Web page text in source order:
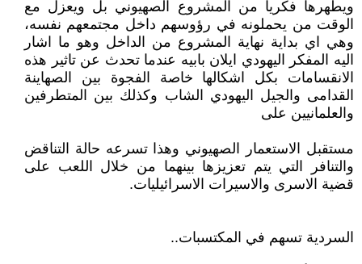
ويطهرها فكريا من المشروع الصهيوني بل ويعزل مع
الوقت من يحملونه في رؤوسهم داخل مجتمعهم نفسه،
وهي اي بداية نهاية المشروع من الداخل وهو ما اشار
اليه المفكر اليهودي ايلان بابيه عندما تحدث عن تاثير هذه
الانقسامات بكل اشكالها خاصة الفجوة بين الصهاينة
القدامى والجيل اليهودي الشاب وكذلك بين المتطرفين
والعلمانيين على
مستقبل الاستعمار الصهيوني وهذا تسرعه حالة التناقض
والتنافر التي يتم تعزيزها بينهما من خلال اللعب على
قضية الاسرى والاسيرات الاسرائيليات.
السردية تسهم في المكتسبات..